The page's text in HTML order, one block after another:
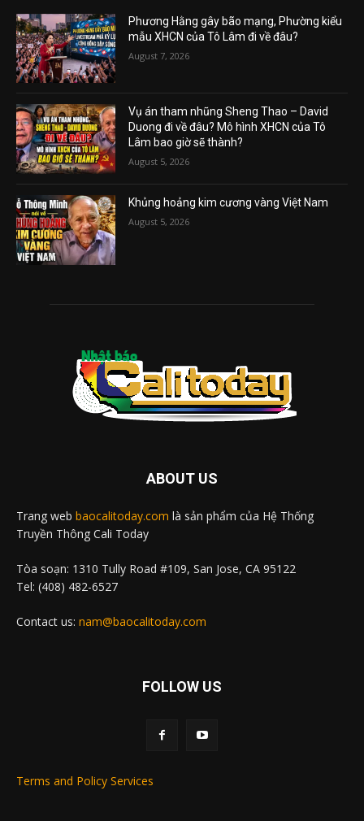
Phương Hằng gây bão mạng, Phường kiểu
mẫu XHCN của Tô Lâm đi về đâu?
August 7, 2026
Vụ án tham nhũng Sheng Thao – David
Duong đi về đâu? Mô hình XHCN của Tô
Lâm bao giờ sẽ thành?
August 5, 2026
Khủng hoảng kim cương vàng Việt Nam
August 5, 2026
ABOUT US
Trang web baocalitoday.com là sản phẩm của Hệ Thống
Truyền Thông Cali Today
Tòa soạn: 1310 Tully Road #109, San Jose, CA 95122
Tel: (408) 482-6527
Contact us: nam@baocalitoday.com
FOLLOW US
Terms and Policy Services